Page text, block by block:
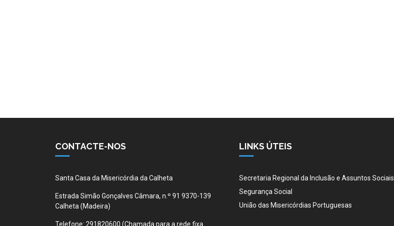
CONTACTE-NOS
Santa Casa da Misericórdia da Calheta
Estrada Simão Gonçalves Câmara, n.º 91 9370-139
Calheta (Madeira)
Telefone: 291820600 (Chamada para a rede fixa
LINKS ÚTEIS
Secretaria Regional da Inclusão e Assuntos Sociais
Segurança Social
União das Misericórdias Portuguesas